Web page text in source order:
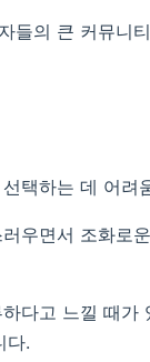
들의 큰 커뮤니
택하는 데 어려
우면서 조화로
다고 느낄 때
다.